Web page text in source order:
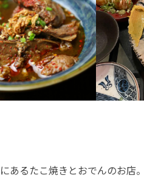
あるたこ焼きとおでんのお店。